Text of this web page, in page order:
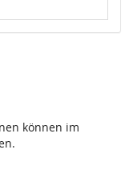
können im